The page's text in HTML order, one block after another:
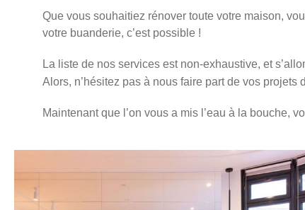
Que vous souhaitiez rénover toute votre maison,
votre buanderie, c’est possible !
La liste de nos services est non-exhaustive, et
Alors, n’hésitez pas à nous faire partde vos projets
Maintenant que l’on vous a mis l’eau à la bouche,